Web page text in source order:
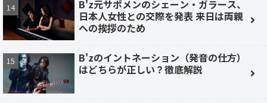
B'z元サポメンのシェーン・ガラース、
日本人女性との交際を発表 来日は両親
への挨拶のため
B'zのイントネーション（発音の仕方）
はどちらが正しい？徹底解説